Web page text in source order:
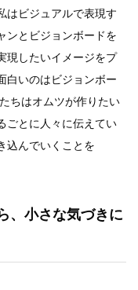
はビジュアルで表現す
ンとビジョンボードを
現したいイメージをプ
白いのはビジョンボー
ちはオムツが作りたい
ごとに人々に伝えてい
込んでいくことを
、小さな気づきに